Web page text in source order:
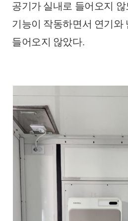
공기가 실내로 들어오지
기능이 작동하면서 연기와
들어오지 않았다.